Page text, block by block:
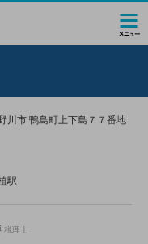
川市 鴨島町上下島７７番地
駅
税理士